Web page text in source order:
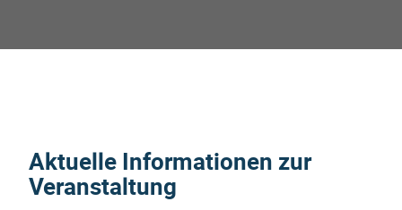
Aktuelle Informationen zur
Veranstaltung